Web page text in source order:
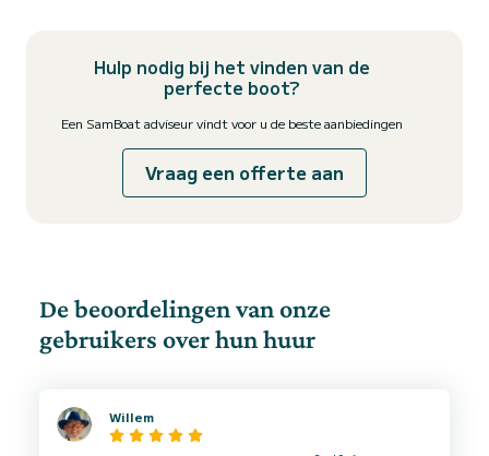
Hulp nodig bij het vinden van de
perfecte boot?
Een SamBoat adviseur vindt voor u de beste aanbiedingen
Vraag een offerte aan
De beoordelingen van onze
gebruikers over hun huur
Willem